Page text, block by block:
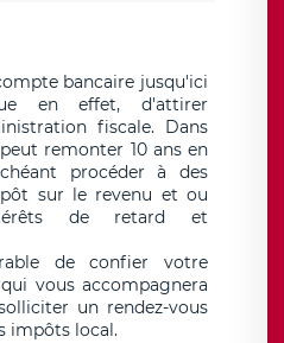
bancaire jusqu'ici
en effet, d'attirer
fiscale. Dans
remonter 10 ans en
procéder à des
sur le revenu et ou
de retard et
de confier votre
vous accompagnera
un rendez-vous
impôts local.